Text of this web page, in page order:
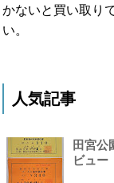
かないと買い取り
い。
人気記事
田宮公
ビュー